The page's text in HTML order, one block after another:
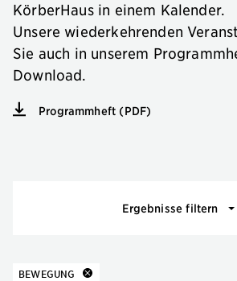
KörberHaus in einem Kalender.
Unsere wiederkehrenden
Sie auch in unserem
Download.
Programmheft (PDF)
Ergebnisse filtern
10 Ergebnisse
BEWEGUNG